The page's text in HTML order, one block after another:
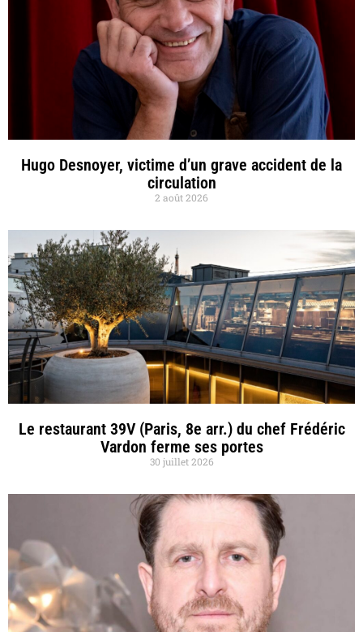
Hugo Desnoyer, victime d’un grave accident de la
circulation
2 août 2026
Le restaurant 39V (Paris, 8e arr.) du chef Frédéric
Vardon ferme ses portes
30 juillet 2026